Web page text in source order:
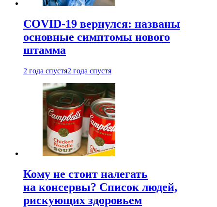
COVID-19 вернулся: названы
основные симптомы нового
штамма
2 года спустя2 года спустя
Кому не стоит налегать
на консервы? Список людей,
рискующих здоровьем